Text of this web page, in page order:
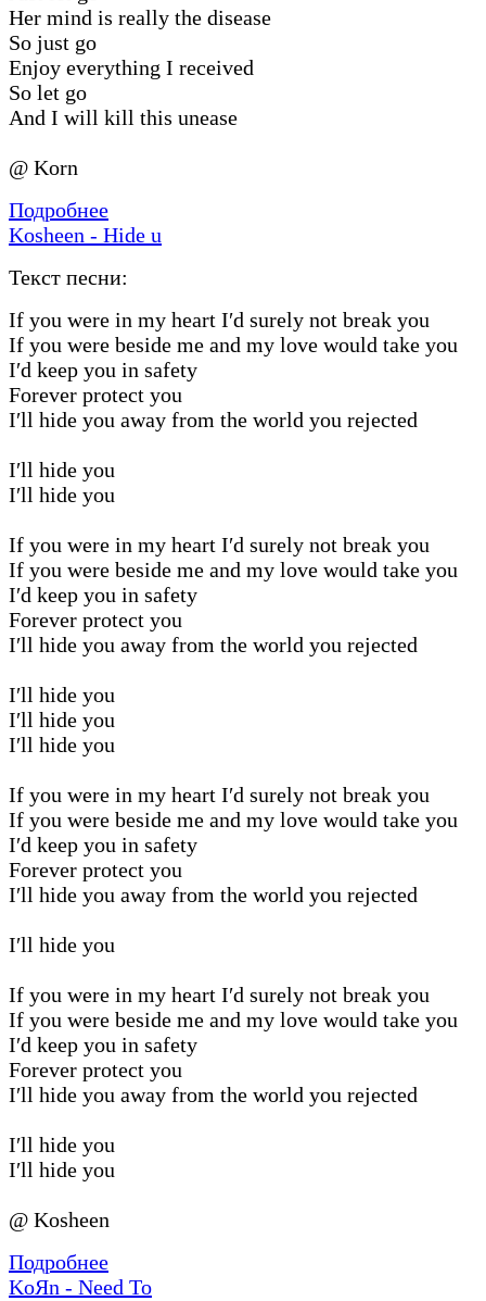
Her mind is really the disease
So just go
Enjoy everything I received
So let go
And I will kill this unease
@ Korn
Подробнее
Kosheen - Hide u
Текст песни:
If you were in my heart I′d surely not break you
If you were beside me and my love would take you
I′d keep you in safety
Forever protect you
I′ll hide you away from the world you rejected
I′ll hide you
I′ll hide you
If you were in my heart I′d surely not break you
If you were beside me and my love would take you
I′d keep you in safety
Forever protect you
I′ll hide you away from the world you rejected
I′ll hide you
I′ll hide you
I′ll hide you
If you were in my heart I′d surely not break you
If you were beside me and my love would take you
I′d keep you in safety
Forever protect you
I′ll hide you away from the world you rejected
I′ll hide you
If you were in my heart I′d surely not break you
If you were beside me and my love would take you
I′d keep you in safety
Forever protect you
I′ll hide you away from the world you rejected
I′ll hide you
I′ll hide you
@ Kosheen
Подробнее
KoЯn - Need To